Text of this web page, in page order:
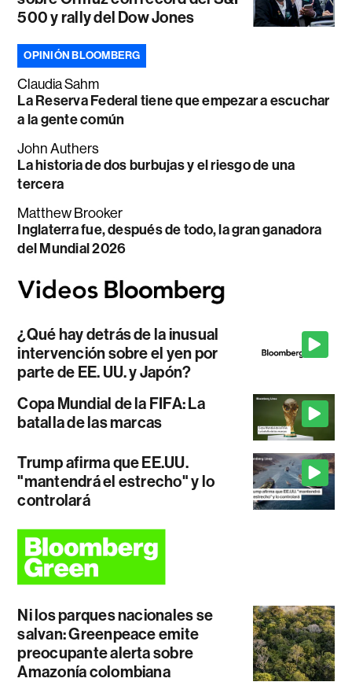
500 y rally del Dow Jones
OPINIÓN BLOOMBERG
Claudia Sahm
La Reserva Federal tiene que empezar a escuchar
a la gente común
John Authers
La historia de dos burbujas y el riesgo de una
tercera
Matthew Brooker
Inglaterra fue, después de todo, la gran ganadora
del Mundial 2026
¿Qué hay detrás de la inusual
intervención sobre el yen por
parte de EE. UU. y Japón?
Copa Mundial de la FIFA: La
batalla de las marcas
Trump afirma que EE.UU.
"mantendrá el estrecho" y lo
controlará
Ni los parques nacionales se
salvan: Greenpeace emite
preocupante alerta sobre
Amazonía colombiana